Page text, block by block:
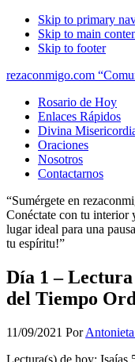
Skip to primary
Skip to main
Skip to footer
rezaconmigo.com
Rosario de Hoy
Enlaces Rápidos
Divina
Oraciones
Nosotros
Contactarnos
“Sumérgete en
Conéctate con tu interior
lugar ideal para una
tu espíritu!”
Día 1 –
del Tiempo
11/09/2021 Por
Lectura(s) de hoy: Isaías